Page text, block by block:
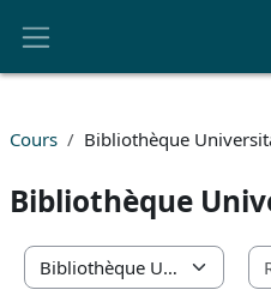
Cours Bibliothèque
Bibliothèque
Catégories de cours